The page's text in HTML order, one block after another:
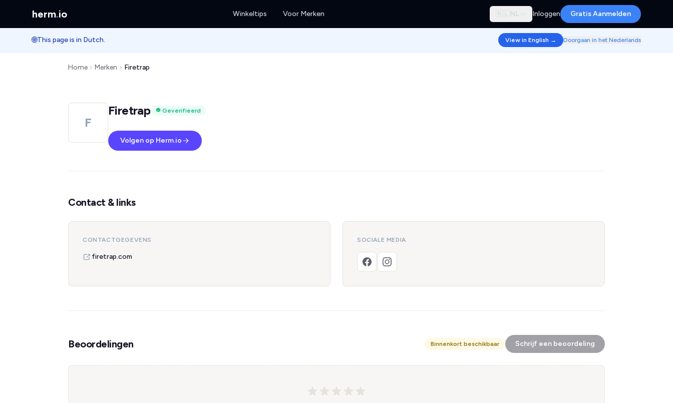
herm.io Winkeltips Voor Merken 🇳🇱 NL Inloggen Gratis Aanmelden
🌐This page is in Dutch. View in English → Doorgaan in het Nederlands
Home Merken Firetrap
F
Firetrap Geverifieerd
Volgen op Herm.io
Contact & links
CONTACTGEGEVENS
firetrap.com
SOCIALE MEDIA
Beoordelingen Binnenkort beschikbaar Schrijf een beoordeling